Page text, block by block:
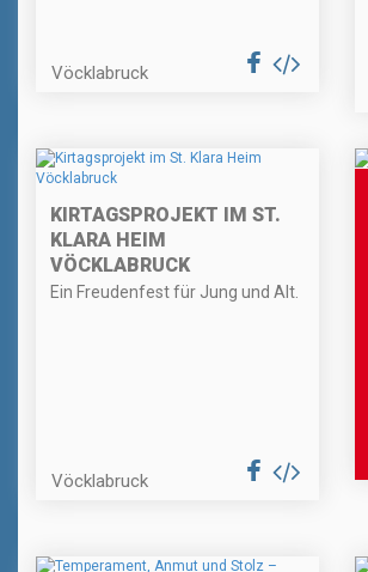
Vöcklabruck
KIRTAGSPROJEKT IM ST.
KLARA HEIM
VÖCKLABRUCK
Ein Freudenfest für Jung und Alt.
Vöcklabruck